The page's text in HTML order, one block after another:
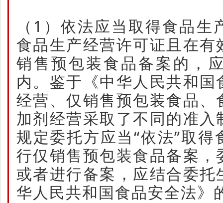
（1）依法应当取得食品
食品生产经营许可证且在
销售预包装食品备案的，
内。鉴于《中华人民共和
经营、仅销售预包装食品
加剂经营采取了不同的准
规定委托方应当“依法”取
行仅销售预包装食品备案
或者进行备案，应结合委
华人民共和国食品安全法》